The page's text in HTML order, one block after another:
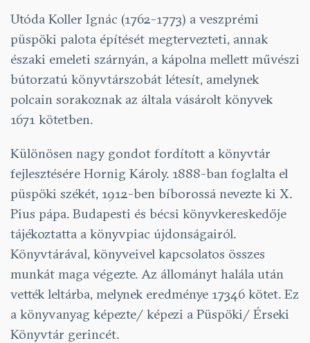
Utóda Koller Ignác (1762-1773) a veszprémi
püspöki palota építését megtervezteti, annak
északi emeleti szárnyán, a kápolna mellett művészi
bútorzatú könyvtárszobát létesít, amelynek
polcain sorakoznak az általa vásárolt könyvek
1671 kötetben.
Különösen nagy gondot fordított a könyvtár
fejlesztésére Hornig Károly. 1888-ban foglalta el
püspöki székét, 1912-ben bíborossá nevezte ki X.
Pius pápa. Budapesti és bécsi könyvkereskedője
tájékoztatta a könyvpiac újdonságairól.
Könyvtárával, könyveivel kapcsolatos összes
munkát maga végezte. Az állományt halála után
vették leltárba, melynek eredménye 17346 kötet. Ez
a könyvanyag képezte/ képezi a Püspöki/ Érseki
Könyvtár gerincét.